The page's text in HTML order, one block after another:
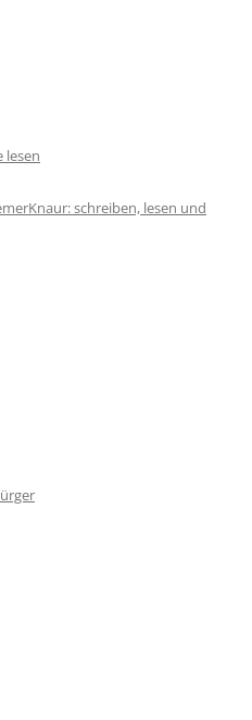
lesen
schreiben, lesen und